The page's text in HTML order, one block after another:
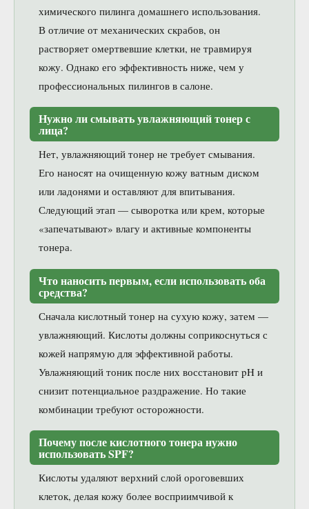
химического пилинга домашнего использования.
В отличие от механических скрабов, он
растворяет омертвевшие клетки, не травмируя
кожу. Однако его эффективность ниже, чем у
профессиональных пилингов в салоне.
Нужно ли смывать увлажняющий тонер с
лица?
Нет, увлажняющий тонер не требует смывания.
Его наносят на очищенную кожу ватным диском
или ладонями и оставляют для впитывания.
Следующий этап — сыворотка или крем, которые
«запечатывают» влагу и активные компоненты
тонера.
Что наносить первым, если использовать оба
средства?
Сначала кислотный тонер на сухую кожу, затем —
увлажняющий. Кислоты должны соприкоснуться с
кожей напрямую для эффективной работы.
Увлажняющий тоник после них восстановит pH и
снизит потенциальное раздражение. Но такие
комбинации требуют осторожности.
Почему после кислотного тонера нужно
использовать SPF?
Кислоты удаляют верхний слой ороговевших
клеток, делая кожу более восприимчивой к